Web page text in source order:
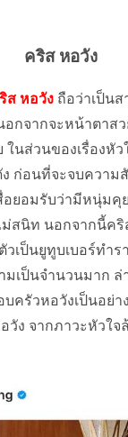
คริส หอวัง
ส หอวัง ถือว่าเป็น
อกจากจะหน้าตาส
ในส่วนของเรื่องหั
ก่อนที่จะจบควา
อยอมรับว่ามีหนุ่มคุ
ม่สนิท นอกจากนี้ค
เป็นยูทูบเบอร์ทำร
มเป็นจำนวนมาก ล่
ครัวหอวังเป็นอย่า
ง จากภาวะหัวใจ